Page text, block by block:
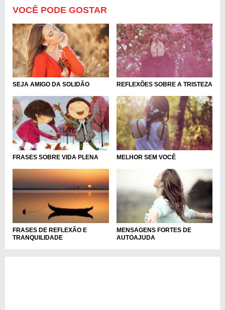
VOCÊ PODE GOSTAR
SEJA AMIGO DA SOLIDÃO REFLEXÕES SOBRE A TRISTEZA
FRASES SOBRE VIDA PLENA MELHOR SEM VOCÊ
FRASES DE REFLEXÃO E
TRANQUILIDADE
MENSAGENS FORTES DE
AUTOAJUDA